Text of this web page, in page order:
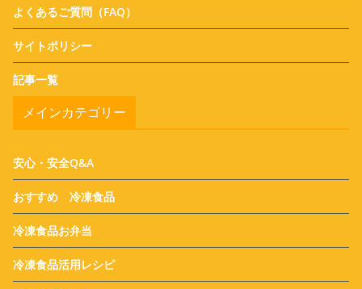
よくあるご質問（FAQ）
サイトポリシー
記事一覧
メインカテゴリー
安心・安全Q&A
おすすめ 冷凍食品
冷凍食品お弁当
冷凍食品活用レシピ